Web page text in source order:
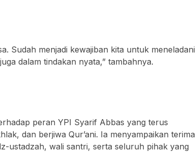
Sudah menjadi kewajiban kita untuk meneladani
dalam tindakan nyata,” tambahnya.
peran YPI Syarif Abbas yang terus
dan berjiwa Qur’ani. Ia menyampaikan terima
ustadzah, wali santri, serta seluruh pihak yang